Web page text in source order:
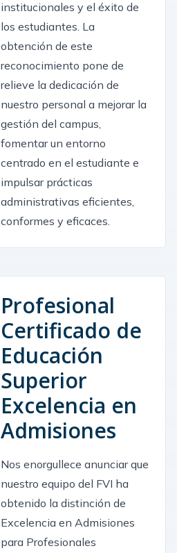
institucionales y el éxito de
los estudiantes. La
obtención de este
reconocimiento pone de
relieve la dedicación de
nuestro personal a mejorar la
gestión del campus,
fomentar un entorno
centrado en el estudiante e
impulsar prácticas
administrativas eficientes,
conformes y eficaces.
Profesional
Certificado de
Educación
Superior
Excelencia en
Admisiones
Nos enorgullece anunciar que
nuestro equipo del FVI ha
obtenido la distinción de
Excelencia en Admisiones
para Profesionales